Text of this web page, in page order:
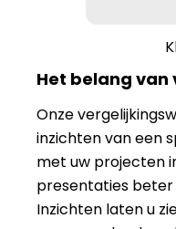
Het belang van
Onze
inzichten van een
met uw projecten
presentaties
Inzichten laten u